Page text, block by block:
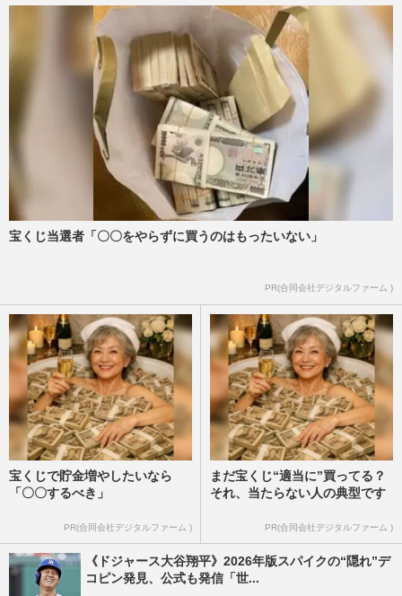
宝くじ当選者「〇〇をやらずに買うのはもったいない」
PR(合同会社デジタルファーム )
宝くじで貯金増やしたいなら
「〇〇するべき」
PR(合同会社デジタルファーム )
まだ宝くじ“適当に”買ってる？
それ、当たらない人の典型です
PR(合同会社デジタルファーム )
《ドジャース大谷翔平》2026年版スパイクの“隠れ”デ
コピン発見、公式も発信「世...